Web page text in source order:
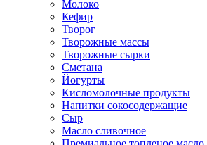
Молоко
Кефир
Творог
Творожные массы
Творожные сырки
Сметана
Йогурты
Кисломолочные продукты
Напитки сокосодержащие
Сыр
Масло сливочное